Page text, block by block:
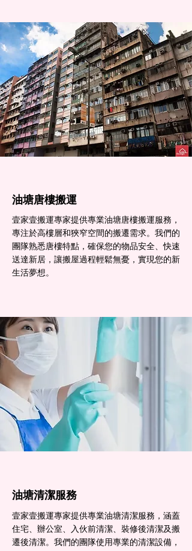
油塘​唐樓搬運
壹家壹搬運專家提供專業油塘唐樓搬運服務，
專注於高樓層和狹窄空間的搬遷需求。我們的
團隊熟悉唐樓特點，確保您的物品安全、快速
送達新居，讓搬屋過程輕鬆無憂，實現您的新
生活夢想。
油塘清潔服務
壹家壹搬運專家提供專業油塘清潔服務，涵蓋
住宅、辦公室、入伙前清潔、裝修後清潔及搬
遷後清潔。我們的團隊使用專業的清潔設備，